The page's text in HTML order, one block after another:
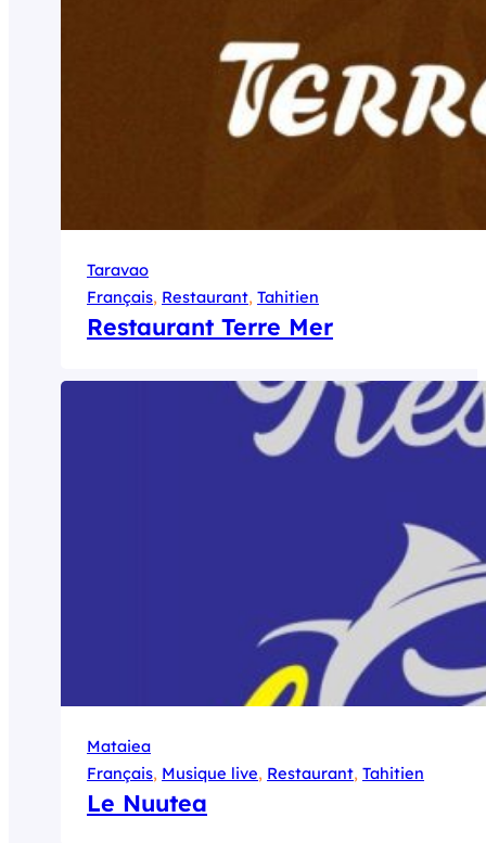
Taravao
Français, Restaurant, Tahitien
Restaurant Terre Mer
Mataiea
Français, Musique live, Restaurant, Tahitien
Le Nuutea